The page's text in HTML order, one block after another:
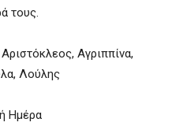
τους.
Αγριππίνα,
Λούλης
Ημέρα